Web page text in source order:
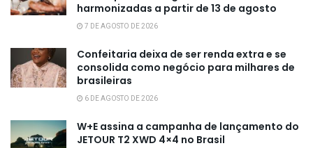
harmonizadas a partir de 13 de agosto
7 DE AGOSTO DE 2026
Confeitaria deixa de ser renda extra e se
consolida como negócio para milhares de
brasileiras
6 DE AGOSTO DE 2026
W+E assina a campanha de lançamento do
JETOUR T2 XWD 4×4 no Brasil